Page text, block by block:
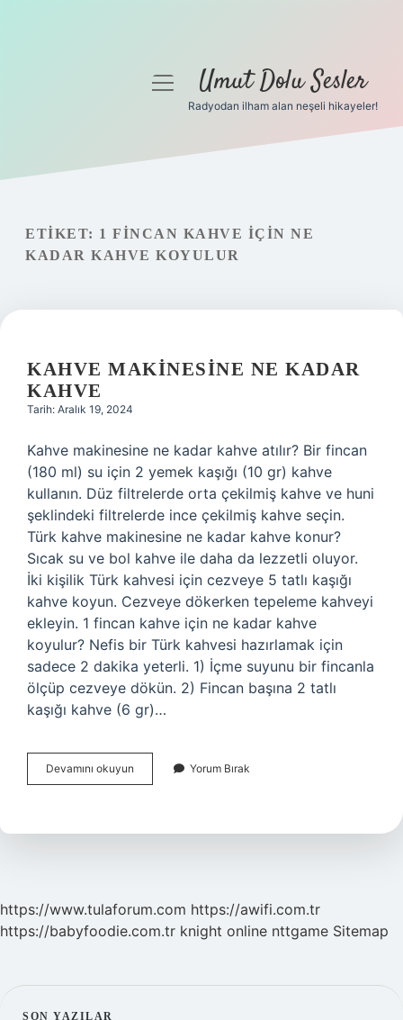
Gizlilik Politikası
Hakkımızda
menüyüUmut Dolu Sesler
Radyodan ilham alan neşeli hikayeler!
ETIKET: 1 FINCAN KAHVE IÇIN NE
KADAR KAHVE KOYULUR
KAHVE MAKINESINE NE KADAR
KAHVE
Tarih: Aralık 19, 2024
Kahve makinesine ne kadar kahve atılır? Bir fincan
(180 ml) su için 2 yemek kaşığı (10 gr) kahve
kullanın. Düz filtrelerde orta çekilmiş kahve ve huni
şeklindeki filtrelerde ince çekilmiş kahve seçin.
Türk kahve makinesine ne kadar kahve konur?
Sıcak su ve bol kahve ile daha da lezzetli oluyor.
İki kişilik Türk kahvesi için cezveye 5 tatlı kaşığı
kahve koyun. Cezveye dökerken tepeleme kahveyi
ekleyin. 1 fincan kahve için ne kadar kahve
koyulur? Nefis bir Türk kahvesi hazırlamak için
sadece 2 dakika yeterli. 1) İçme suyunu bir fincanla
ölçüp cezveye dökün. 2) Fincan başına 2 tatlı
kaşığı kahve (6 gr)…
Devamını okuyun
Makinesine
Kahve
Yorum Bırak
https://www.tulaforum.com https://awifi.com.tr
https://babyfoodie.com.tr knight online nttgame Sitemap
SON YAZILAR